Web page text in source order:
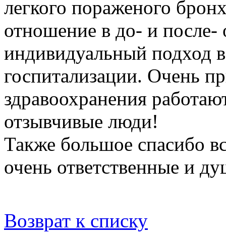
легкого пораженого
отношение в до- и
индивидуальный подход
госпитализации. Очень
здравоохранения
отзывчивые люди!
Также большое спасибо
очень ответственные и
Возврат к списку